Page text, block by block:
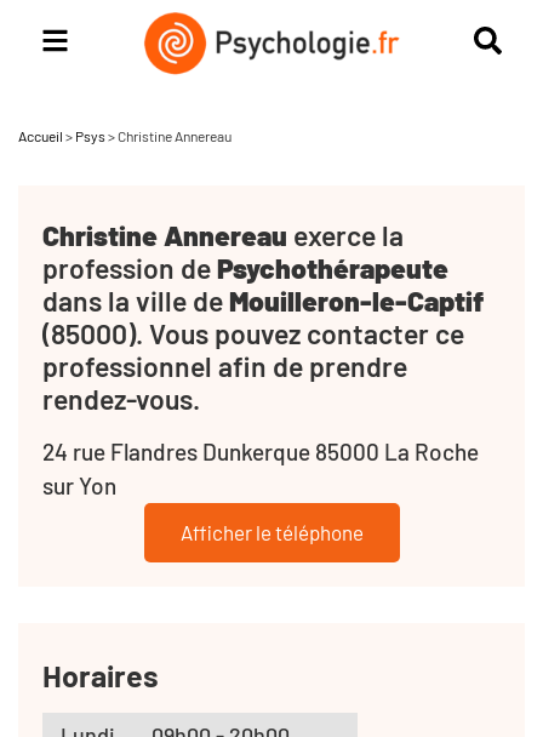
Accueil > Psys >Christine Annereau
Christine Annereau exerce la
profession dePsychothérapeute
dans la ville de Mouilleron-le-Captif
(85000). Vous pouvez contacter ce
professionnel afin de prendre
rendez-vous.
24 rue Flandres Dunkerque 85000 La Roche
sur Yon
Afficher le téléphone
Horaires